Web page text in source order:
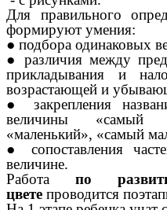
Для правильного
формируют умения:
● подбора одинаковых
● различия между
прикладывания и
возрастающей и
● закрепления
величины «самый
«маленький», «самый
● сопоставления
величине.
Работа по
цвете проводится